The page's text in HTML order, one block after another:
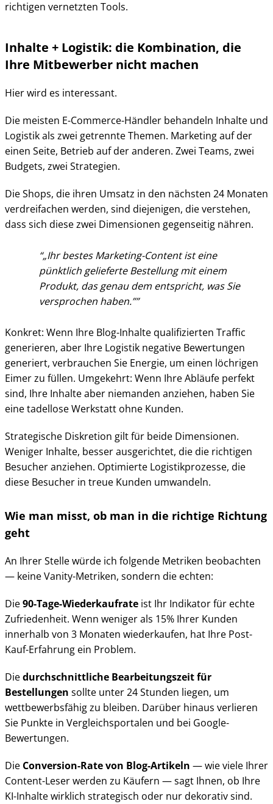
richtigen vernetzten Tools.
Inhalte + Logistik: die Kombination, die
Ihre Mitbewerber nicht machen
Hier wird es interessant.
Die meisten E-Commerce-Händler behandeln Inhalte und
Logistik als zwei getrennte Themen. Marketing auf der
einen Seite, Betrieb auf der anderen. Zwei Teams, zwei
Budgets, zwei Strategien.
Die Shops, die ihren Umsatz in den nächsten 24 Monaten
verdreifachen werden, sind diejenigen, die verstehen,
dass sich diese zwei Dimensionen gegenseitig nähren.
„Ihr bestes Marketing-Content ist eine
pünktlich gelieferte Bestellung mit einem
Produkt, das genau dem entspricht, was Sie
versprochen haben.”
Konkret: Wenn Ihre Blog-Inhalte qualifizierten Traffic
generieren, aber Ihre Logistik negative Bewertungen
generiert, verbrauchen Sie Energie, um einen löchrigen
Eimer zu füllen. Umgekehrt: Wenn Ihre Abläufe perfekt
sind, Ihre Inhalte aber niemanden anziehen, haben Sie
eine tadellose Werkstatt ohne Kunden.
Strategische Diskretion gilt für beide Dimensionen.
Weniger Inhalte, besser ausgerichtet, die die richtigen
Besucher anziehen. Optimierte Logistikprozesse, die
diese Besucher in treue Kunden umwandeln.
Wie man misst, ob man in die richtige Richtung
geht
An Ihrer Stelle würde ich folgende Metriken beobachten
— keine Vanity-Metriken, sondern die echten:
Die90-Tage-Wiederkaufrate ist Ihr Indikator für echte
Zufriedenheit. Wenn weniger als 15% Ihrer Kunden
innerhalb von 3 Monaten wiederkaufen, hat Ihre Post-
Kauf-Erfahrung ein Problem.
Diedurchschnittliche Bearbeitungszeit für
Bestellungen sollte unter 24 Stunden liegen, um
wettbewerbsfähig zu bleiben. Darüber hinaus verlieren
Sie Punkte in Vergleichsportalen und bei Google-
Bewertungen.
Die Conversion-Rate von Blog-Artikeln — wie viele Ihrer
Content-Leser werden zu Käufern — sagt Ihnen, ob Ihre
KI-Inhalte wirklich strategisch oder nur dekorativ sind.